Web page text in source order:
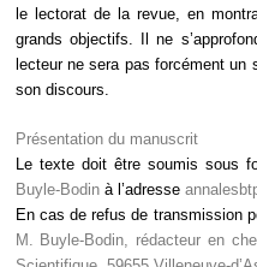
le lectorat de la revue, en
grands objectifs. Il ne
lecteur ne sera pas forcément
son discours.
Présentation du manuscrit
Le texte doit être soumis sous
Buyle-Bodinà l’adresse
En cas de refus de transmission
M.
Buyle-Bodin, rédacteur en